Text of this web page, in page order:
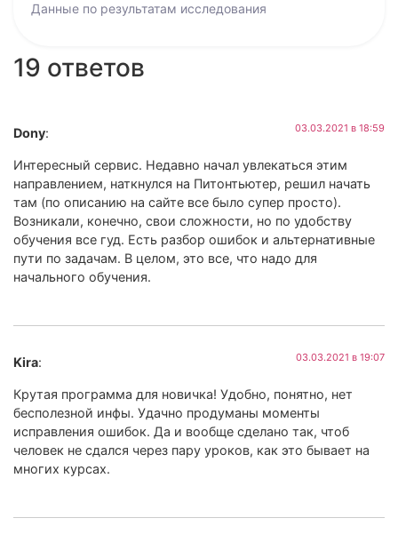
Данные по результатам исследования
19 ответов
Dony: 03.03.2021 в 18:59
Интересный сервис. Недавно начал увлекаться этим
направлением, наткнулся на Питонтьютер, решил начать
там (по описанию на сайте все было супер просто).
Возникали, конечно, свои сложности, но по удобству
обучения все гуд. Есть разбор ошибок и альтернативные
пути по задачам. В целом, это все, что надо для
начального обучения.
Kira: 03.03.2021 в 19:07
Крутая программа для новичка! Удобно, понятно, нет
бесполезной инфы. Удачно продуманы моменты
исправления ошибок. Да и вообще сделано так, чтоб
человек не сдался через пару уроков, как это бывает на
многих курсах.